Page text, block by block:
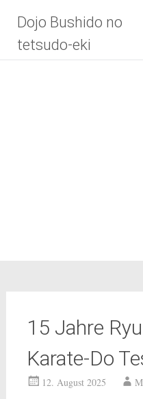
Inhalt
springen
Dojo Bushido no
tetsudo-eki
15 Jahre
Karate-Do
12. August 2025